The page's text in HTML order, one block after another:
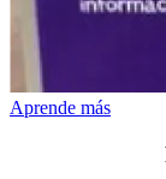
Aprende más